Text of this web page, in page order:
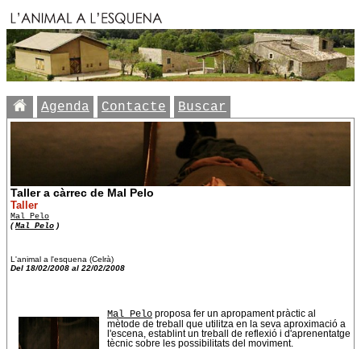
Agenda Contacte Buscar
Taller a càrrec de Mal Pelo
Taller
Mal Pelo
(Mal Pelo )
L'animal a l'esquena (Celrà)
Del 18/02/2008 al 22/02/2008
Mal Pelo proposa fer un apropament pràctic al
mètode de treball que utilitza en la seva aproximació a
l'escena, establint un treball de reflexió i d'aprenentatge
tècnic sobre les possibilitats del moviment.